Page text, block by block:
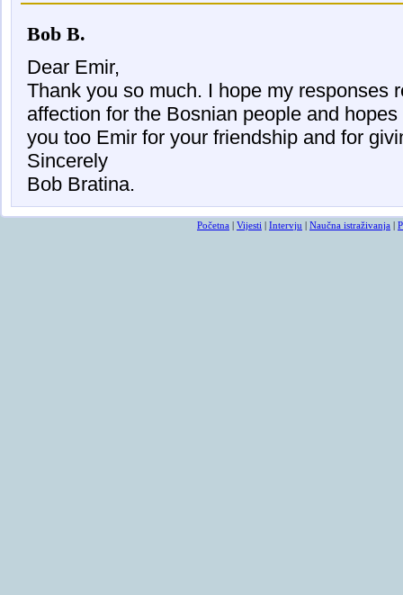
Bob B.
Dear Emir,
Thank you so much. I hope my responses
affection for the Bosnian people and
you too Emir for your friendship and for
Sincerely
Bob Bratina.
Početna Vijesti Intervju Naučna istraživanja